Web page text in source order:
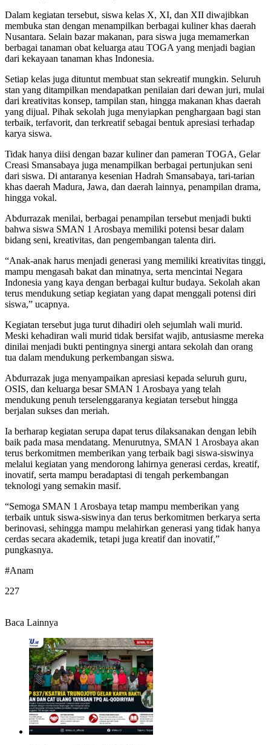
Dalam kegiatan tersebut, siswa kelas X, XI, dan XII diwajibkan
membuka stan dengan menampilkan berbagai kuliner khas daerah
Nusantara. Selain bazar makanan, para siswa juga memamerkan
berbagai tanaman obat keluarga atau TOGA yang menjadi bagian
dari kekayaan tanaman khas Indonesia.
Setiap kelas juga dituntut membuat stan sekreatif mungkin. Seluruh
stan yang ditampilkan mendapatkan penilaian dari dewan juri, mulai
dari kreativitas konsep, tampilan stan, hingga makanan khas daerah
yang dijual. Pihak sekolah juga menyiapkan penghargaan bagi stan
terbaik, terfavorit, dan terkreatif sebagai bentuk apresiasi terhadap
karya siswa.
Tidak hanya diisi dengan bazar kuliner dan pameran TOGA, Gelar
Creasi Smansabaya juga menampilkan berbagai pertunjukan seni
dari siswa. Di antaranya kesenian Hadrah Smansabaya, tari-tarian
khas daerah Madura, Jawa, dan daerah lainnya, penampilan drama,
hingga vokal.
Abdurrazak menilai, berbagai penampilan tersebut menjadi bukti
bahwa siswa SMAN 1 Arosbaya memiliki potensi besar dalam
bidang seni, kreativitas, dan pengembangan talenta diri.
“Anak-anak harus menjadi generasi yang memiliki kreativitas tinggi,
mampu mengasah bakat dan minatnya, serta mencintai Negara
Indonesia yang kaya dengan berbagai kultur budaya. Sekolah akan
terus mendukung setiap kegiatan yang dapat menggali potensi diri
siswa,” ucapnya.
Kegiatan tersebut juga turut dihadiri oleh sejumlah wali murid.
Meski kehadiran wali murid tidak bersifat wajib, antusiasme mereka
dinilai menjadi bukti pentingnya sinergi antara sekolah dan orang
tua dalam mendukung perkembangan siswa.
Abdurrazak juga menyampaikan apresiasi kepada seluruh guru,
OSIS, dan keluarga besar SMAN 1 Arosbaya yang telah
mendukung penuh terselenggaranya kegiatan tersebut hingga
berjalan sukses dan meriah.
Ia berharap kegiatan serupa dapat terus dilaksanakan dengan lebih
baik pada masa mendatang. Menurutnya, SMAN 1 Arosbaya akan
terus berkomitmen memberikan yang terbaik bagi siswa-siswinya
melalui kegiatan yang mendorong lahirnya generasi cerdas, kreatif,
inovatif, serta mampu beradaptasi di tengah perkembangan
teknologi yang semakin masif.
“Semoga SMAN 1 Arosbaya tetap mampu memberikan yang
terbaik untuk siswa-siswinya dan terus berkomitmen berkarya serta
berinovasi, sehingga mampu melahirkan generasi yang tidak hanya
cerdas secara akademik, tetapi juga kreatif dan inovatif,”
pungkasnya.
#Anam
227
Baca Lainnya